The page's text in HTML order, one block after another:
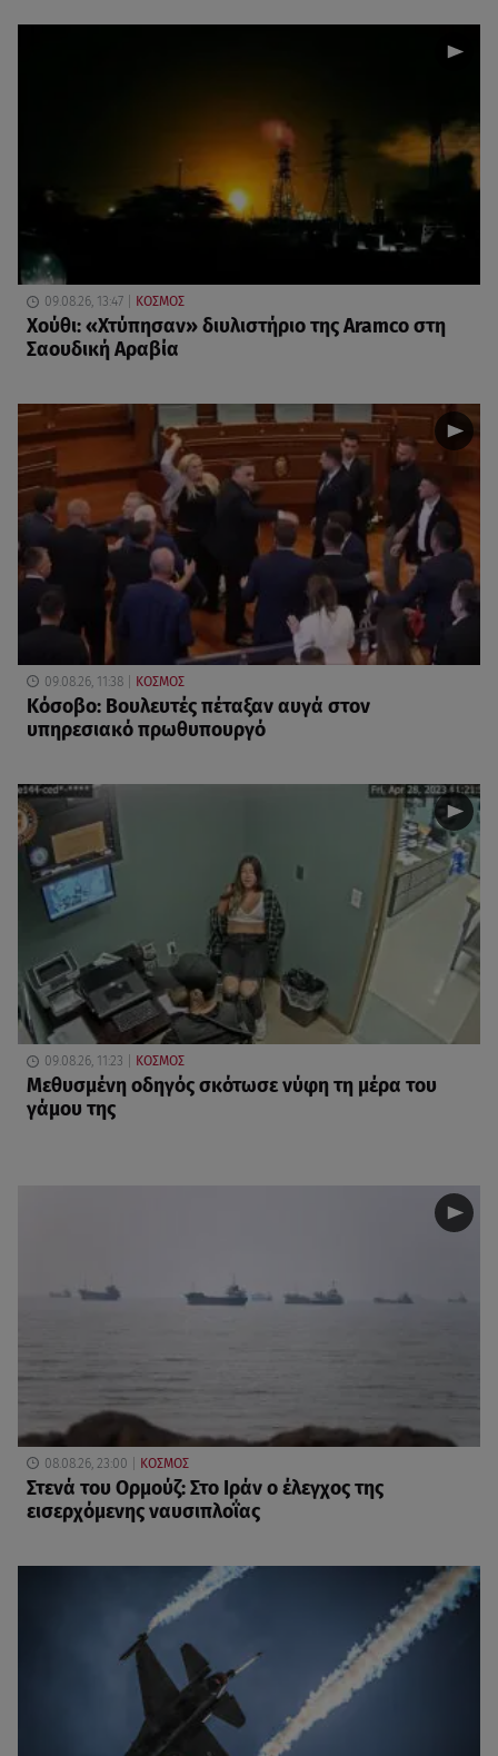
09.08.26, 13:47 ΚΟΣΜΟΣ
Χούθι: «Χτύπησαν» διυλιστήριο της Aramco στη
Σαουδική Αραβία
09.08.26, 11:38 ΚΟΣΜΟΣ
Κόσοβο: Βουλευτές πέταξαν αυγά στον
υπηρεσιακό πρωθυπουργό
09.08.26, 11:23 ΚΟΣΜΟΣ
Μεθυσμένη οδηγός σκότωσε νύφη τη μέρα του
γάμου της
08.08.26, 23:00 ΚΟΣΜΟΣ
Στενά του Ορμούζ: Στο Ιράν ο έλεγχος της
εισερχόμενης ναυσιπλοΐας